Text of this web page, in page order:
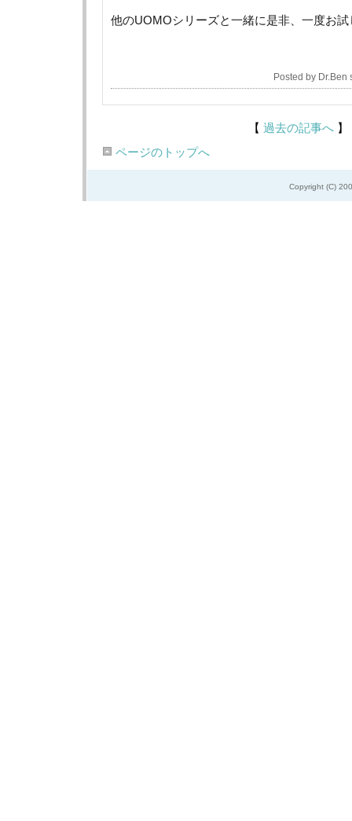
他のUOMOシリーズと一緒に是非、一度お
Posted by
【 過去の記事へ 】
ページのトップへ
Copyright (C)